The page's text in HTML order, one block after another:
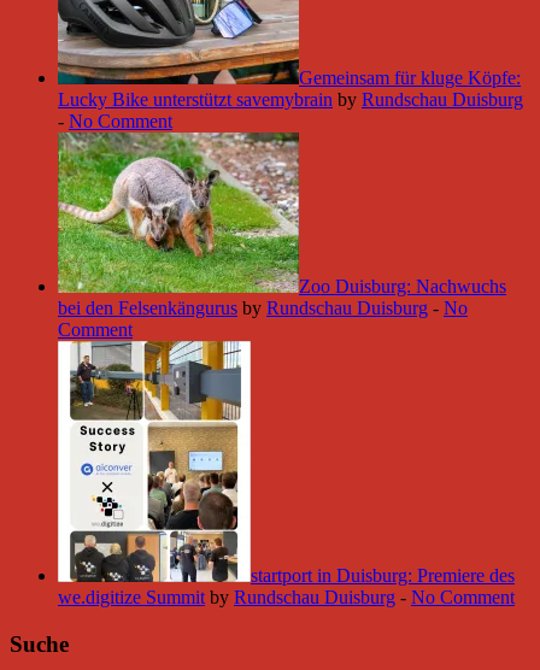
Gemeinsam für kluge Köpfe:
Lucky Bike unterstützt savemybrain by Rundschau Duisburg
- No Comment
Zoo Duisburg: Nachwuchs
bei den Felsenkängurus by Rundschau Duisburg - No
Comment
startport in Duisburg: Premiere des
we.digitize Summit by Rundschau Duisburg - No Comment
Suche